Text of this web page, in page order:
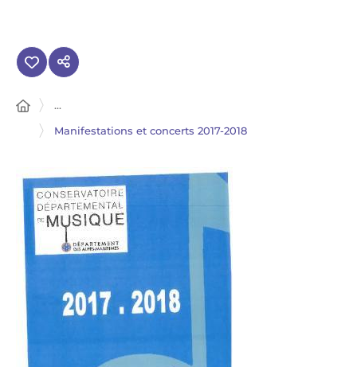
...
Manifestations et concerts 2017-2018